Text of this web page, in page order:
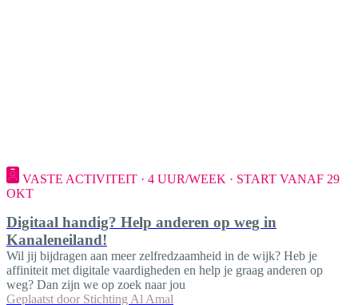
VASTE ACTIVITEIT · 4 UUR/WEEK · START VANAF 29
OKT
Digitaal handig? Help anderen op weg in
Kanaleneiland!
Wil jij bijdragen aan meer zelfredzaamheid in de wijk? Heb je
affiniteit met digitale vaardigheden en help je graag anderen op
weg? Dan zijn we op zoek naar jou
Geplaatst door Stichting Al Amal